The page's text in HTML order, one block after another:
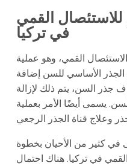
للاستئصال القمي
في تركيا
القمي، وهو عملية
الأساسي للسن إضافة
جذر السن، يتم ذلك لإزالة
يسمى أيضًا الأمر بعملية
في كثير من الأحيان بخطوة
في تركيا. هناك احتمال